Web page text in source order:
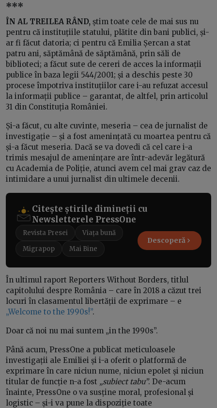
***
ÎN AL TREILEA RÂND, știm toate cele de mai sus nu
pentru că instituțiile statului, plătite din bani publici, și-
ar fi făcut datoria; ci pentru că Emilia Șercan a stat
patru ani, săptămână de săptămână, prin săli de
biblioteci; a făcut sute de cereri de acces la informații
publice în baza legii 544/2001; și a deschis peste 30
procese împotriva instituțiilor care i-au refuzat accesul
la informații publice – garantat, de altfel, prin articolul
31 din Constituția României.
Și-a făcut, cu alte cuvinte, meseria – cea de jurnalist de
investigație – și a fost amenințată cu moartea pentru că
și-a făcut meseria. Dacă se va dovedi că cel care i-a
trimis mesajul de amenințare are într-adevăr legătură
cu Academia de Poliție, atunci avem cel mai grav caz de
intimidare a unui jurnalist din ultimele decenii.
Citește știrile dimineții cu
Newsletterele PressOne
Revista Presei
Viața bună
Migrapop
Mai Bine
Descoperă
În ultimul raport Reporters Without Borders, titlul
capitolului despre România – care în 2018 a căzut trei
locuri în clasamentul libertății de exprimare – e
„Welcome to the 1990s!”.
Doar că noi nu mai suntem „in the 1990s”.
Până acum, PressOne a publicat meticuloasele
investigații ale Emiliei și i-a oferit o platformă de
exprimare în care niciun nume, niciun epolet și niciun
titular de funcție n-a fost „subiect tabu”. De-acum
înainte, PressOne o va susține moral, profesional și
logistic – și-i va pune la dispoziție toate